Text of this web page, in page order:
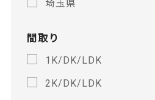
埼玉県
間取り
1K/DK/LDK
2K/DK/LDK